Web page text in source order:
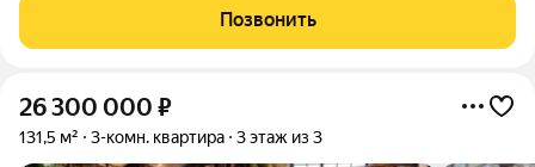
железобетонный, три корпуса. Площадь квартиры по проекту
(с лоджией и балконом)- 97,6 кв.м, площадь
Позвонить
26 300 000 ₽
131,5 м² 3-комн. квартира 3 этаж из 3